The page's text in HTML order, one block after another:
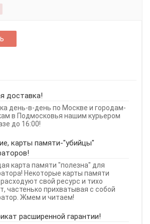
доставка!
день-в-день по Москве и городам-
в Подмосковья нашим курьером
до 16:00!
карты памяти-"убийцы"
карта памяти "полезна" для
Некоторые карты памяти
свой ресурс и тихо
частенько прихватывая с собой
Жмем и читаем!
расширенной гарантии!